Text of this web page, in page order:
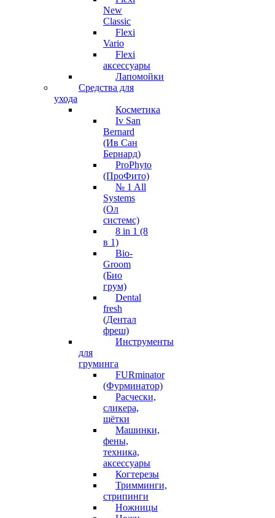
New
Classic
Flexi
Vario
Flexi
аксессуары
Лапомойки
Средства для
ухода
Косметика
Iv San
Bernard
(Ив Сан
Бернард)
ProPhyto
(ПроФито)
№ 1 All
Systems
(Ол
системс)
8 in 1 (8
в 1)
Bio-
Groom
(Био
грум)
Dental
fresh
(Дентал
фреш)
Инструменты
для
груминга
FURminator
(Фурминатор)
Расчески,
сликера,
щётки
Машинки,
фены,
техника,
аксессуары
Когтерезы
Тримминги,
стрипинги
Ножницы